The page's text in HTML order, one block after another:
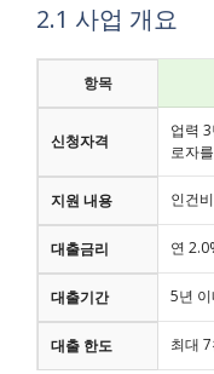
2.1 사업 개요
항목
신청자격
업력
로자
지원 내용 인건
대출금리 연
대출기간 5년
대출 한도 최대